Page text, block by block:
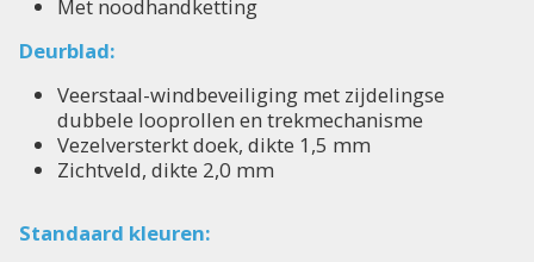
Met noodhandketting
Deurblad:
Veerstaal-windbeveiliging met zijdelingse
dubbele looprollen en trekmechanisme
Vezelversterkt doek, dikte 1,5 mm
Zichtveld, dikte 2,0 mm
Standaard kleuren: